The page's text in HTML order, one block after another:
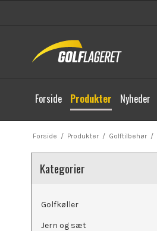
Forside Produkter Nyheder
Forside / Produkter / Golftilbehør /
Kategorier
Golfkøller
Jern og sæt